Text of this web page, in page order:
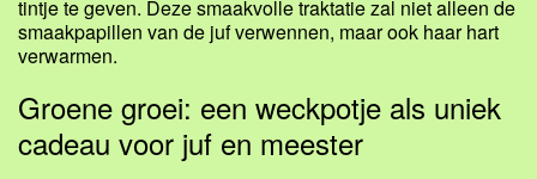
tintje te geven. Deze smaakvolle traktatie zal niet alleen de
smaakpapillen van de juf verwennen, maar ook haar hart
verwarmen.
Groene groei: een weckpotje als uniek
cadeau voor juf en meester